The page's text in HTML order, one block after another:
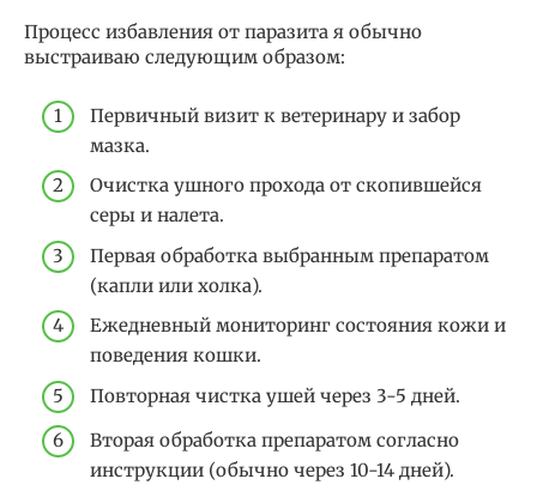
Процесс избавления от паразита я обычно
выстраиваю следующим образом:
Первичный визит к ветеринару и забор
мазка.
Очистка ушного прохода от скопившейся
серы и налета.
Первая обработка выбранным препаратом
(капли или холка).
Ежедневный мониторинг состояния кожи и
поведения кошки.
Повторная чистка ушей через 3-5 дней.
Вторая обработка препаратом согласно
инструкции (обычно через 10-14 дней).